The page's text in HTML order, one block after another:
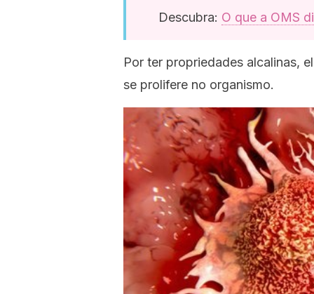
Descubra: O que a OMS
Por ter propriedades alcalinas,
se prolifere no organismo.